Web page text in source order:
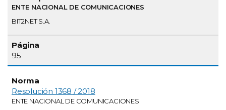
ENTE NACIONAL DE COMUNICACIONES
BIT2NET S.A.
95
Resolución 1368 / 2018
ENTE NACIONAL DE COMUNICACIONES